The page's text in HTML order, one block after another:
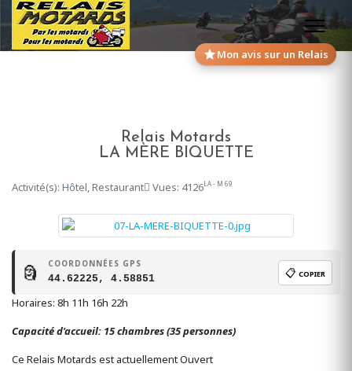
Mon avis sur un Relais
Relais Motards
LA MÈRE BIQUETTE
Activité(s): Hôtel, Restaurant Vues: 4126LA - M 69
🗿 COORDONNÉES GPS
44.62225, 4.58851 📋 COPIER
Horaires: 8h 11h 16h 22h
Capacité d'accueil: 15 chambres (35 personnes)
Ce Relais Motards est actuellement Ouvert